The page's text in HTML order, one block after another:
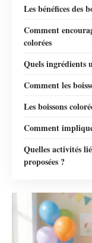
Les bénéfices des
Comment
colorées
Quels ingrédients
Comment les
Les boissons
Comment
Quelles activités
proposées ?